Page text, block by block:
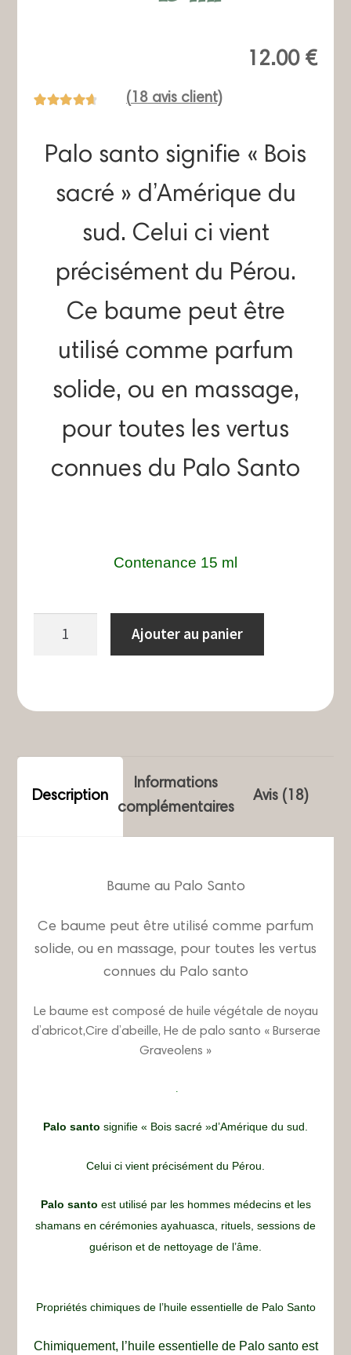
12.00 €
surnotations
( 18avis client)
Palo santo signifie « Bois
sacré » d’Amérique du
sud. Celui ci vient
précisément du Pérou.
Ce baume peut être
utilisé comme parfum
solide, ou en massage,
pour toutes les vertus
connues du Palo Santo
Contenance 15 ml
15
Ajouter au panier
Description
Informations
complémentaires
Avis (18)
Baume au Palo Santo
Ce baume peut être utilisé comme parfum
solide, ou en massage, pour toutes les vertus
connues du Palo santo
Le baume est composé de huile végétale de noyau
d’abricot,Cire d’abeille, He de palo santo « Burserae
Graveolens »
Palo santo signifie « Bois sacré »d’Amérique du sud.
Celui ci vient précisément du Pérou.
Palo santo est utilisé par les hommes médecins et les
shamans en cérémonies ayahuasca, rituels, sessions de
guérison et de nettoyage de l’âme.
Propriétés chimiques de l’huile essentielle de Palo Santo
Chimiquement, l’huile essentielle de Palo santo est